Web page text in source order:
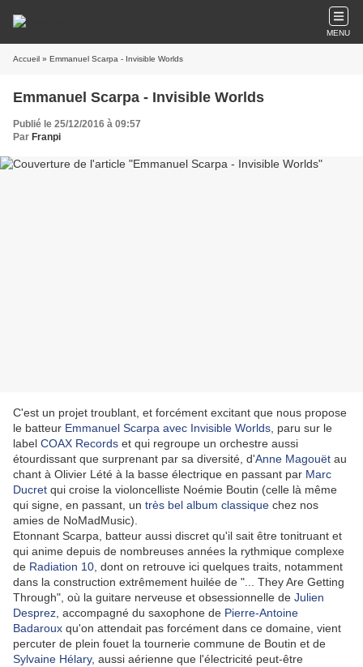
MENU
Accueil » Emmanuel Scarpa - Invisible Worlds
Emmanuel Scarpa - Invisible Worlds
Publié le 25/12/2016 à 09:57
Par Franpi
C'est un projet troublant, et forcément excitant que nous propose
le batteur Emmanuel Scarpa avec Invisible Worlds , paru sur le
label COAX Records et qui regroupe un orchestre aussi
étourdissant que surprenant par sa diversité, d'Anne Magouët au
chant à Olivier Lété à la basse électrique en passant par Marc
Ducret qui croise la violoncelliste Noémie Boutin (celle là même
qui signe, en passant, un très bel album classique chez nos
amies de NoMadMusic).
Etonnant Scarpa, batteur aussi discret qu'il sait être tonitruant et
qui anime depuis de nombreuses années la rythmique complexe
de Radiation 10 , dont on retrouve ici quelques traits, notamment
dans la construction extrêmement huilée de "... They Are Getting
Through", où la guitare nerveuse et obsessionnelle de Julien
Desprez , accompagné du saxophone de Pierre-Antoine
Badaroux qu'on attendait pas forcément dans ce domaine, vient
percuter de plein fouet la tournerie commune de Boutin et de
Sylvaine Hélary, aussi aérienne que l'électricité peut-être